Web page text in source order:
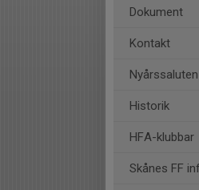
Dokument
Kontakt
Nyårssaluten
Historik
HFA-klubbar
Skånes FF